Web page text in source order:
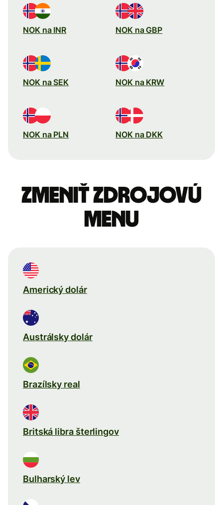
NOK na INR NOK na GBP
NOK na SEK NOK na KRW
NOK na PLN NOK na DKK
Zmeniť zdrojovú
menu
Americký dolár
Austrálsky dolár
Brazílsky real
Britská libra šterlingov
Bulharský lev